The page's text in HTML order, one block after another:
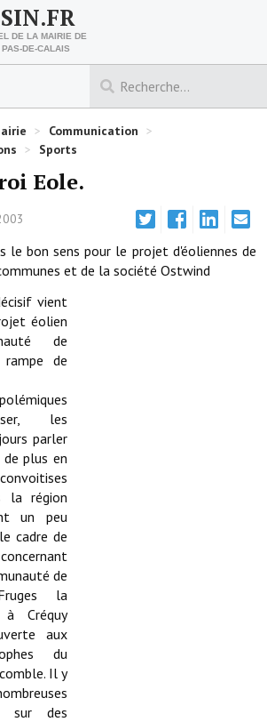
DE LA MAIRIE DE
DE-CALAIS
mairie
en cours
à vendre
> Communication >
> Sports
Eole.
le bon sens pour le projet d'éoliennes de
et de la société Ostwind
vient
éolien
de
de
les
parler
plus en
la région
un peu
cadre de
de
la
à Créquy
aux
du
Il y
sur des